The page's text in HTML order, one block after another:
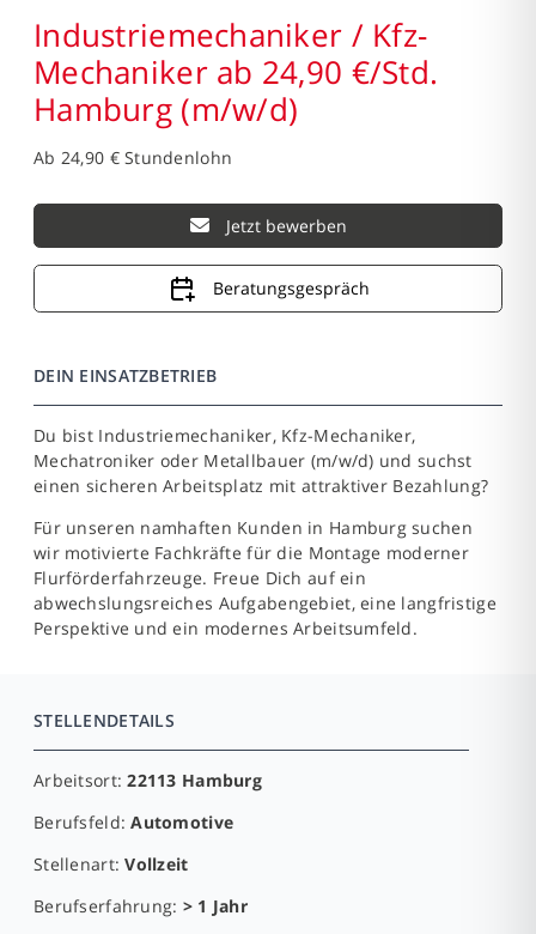
Industriemechaniker / Kfz-
Mechaniker ab 24,90 €/Std.
Hamburg (m/w/d)
Ab 24,90 € Stundenlohn
Jetzt bewerben
Beratungsgespräch
DEIN EINSATZBETRIEB
Du bist Industriemechaniker, Kfz-Mechaniker,
Mechatroniker oder Metallbauer (m/w/d) und suchst
einen sicheren Arbeitsplatz mit attraktiver Bezahlung?
Für unseren namhaften Kunden in Hamburg suchen
wir motivierte Fachkräfte für die Montage moderner
Flurförderfahrzeuge. Freue Dich auf ein
abwechslungsreiches Aufgabengebiet, eine langfristige
Perspektive und ein modernes Arbeitsumfeld.
STELLENDETAILS
Arbeitsort:22113 Hamburg
Berufsfeld:Automotive
Stellenart:Vollzeit
Berufserfahrung: > 1 Jahr